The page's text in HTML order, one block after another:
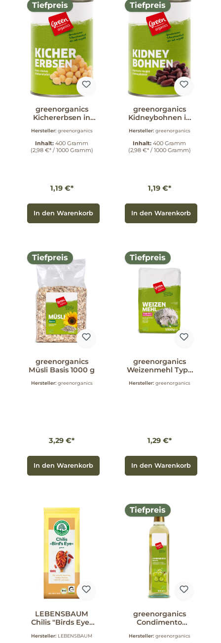
Tiefpreis
greenorganics
Kichererbsen in
Hersteller: greenorganics
Inhalt: 400 Gramm
(2,98 €* / 1000 Gramm)
1,19 €*
In den Warenkorb
Tiefpreis
greenorganics
Kidneybohnen in
Hersteller: greenorganics
Inhalt: 400 Gramm
(2,98 €* / 1000 Gramm)
1,19 €*
In den Warenkorb
Tiefpreis
greenorganics
Müsli Basis 1000 g
Hersteller: greenorganics
3,29 €*
In den Warenkorb
Tiefpreis
greenorganics
Weizenmehl Type
Hersteller: greenorganics
1,29 €*
In den Warenkorb
LEBENSBAUM
Chilis "Birds Eye"
Hersteller: LEBENSBAUM
Tiefpreis
greenorganics
Condimento
Hersteller: greenorganics